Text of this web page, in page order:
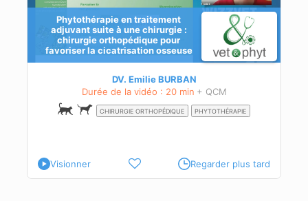
Phytothérapie en traitement
adjuvant suite à une chirurgie :
chirurgie orthopédique pour
favoriser la cicatrisation osseuse
DV. Emilie BURBAN
Durée de la vidéo : 20 min + QCM
CHIRURGIE ORTHOPÉDIQUE PHYTOTHÉRAPIE
Visionner Regarder plus tard